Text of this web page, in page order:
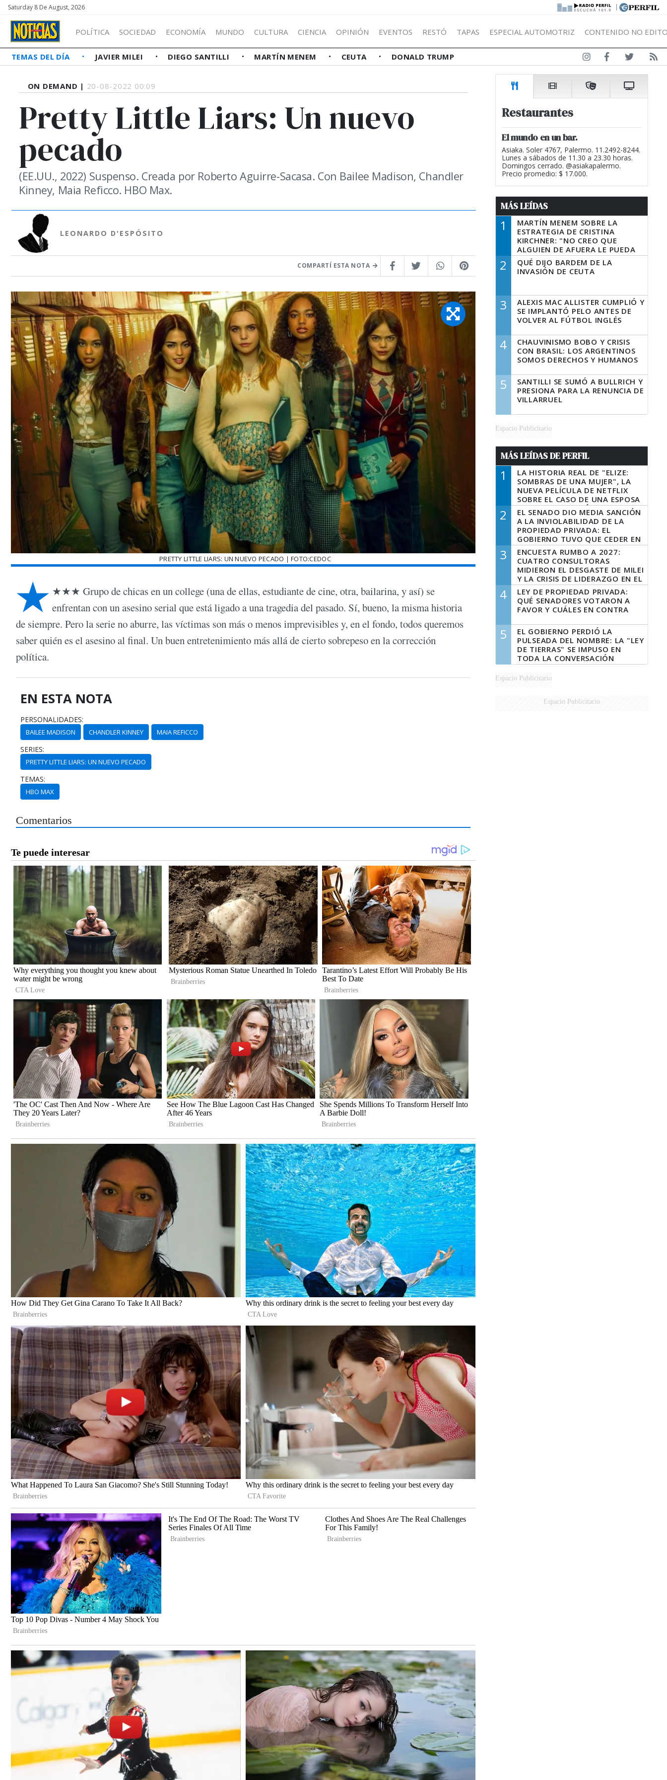
Saturday 8 De August, 2026 |
POLÍTICA SOCIEDAD ECONOMÍA MUNDO CULTURA CIENCIA OPINIÓN EVENTOS RESTÓ TAPAS ESPECIAL AUTOMOTRIZ CONTENIDO NO
TEMAS DEL DÍA JAVIER MILEI DIEGO SANTILLI MARTÍN MENEM CEUTA DONALD TRUMP
ON DEMAND | 20-08-2022 00:09
Pretty Little Liars: Un nuevo
pecado
(EE.UU., 2022) Suspenso. Creada por Roberto Aguirre-Sacasa. Con Bailee Madison, Chandler
Kinney, Maia Reficco. HBO Max.
LEONARDO D'ESPÓSITO
COMPARTÍ ESTA NOTA
PRETTY LITTLE LIARS: UN NUEVO PECADO | FOTO:CEDOC
★ ★★★ Grupo de chicas en un college (una de ellas, estudiante de cine, otra, bailarina, y así) se
enfrentan con un asesino serial que está ligado a una tragedia del pasado. Sí, bueno, la misma historia
de siempre. Pero la serie no aburre, las víctimas son más o menos imprevisibles y, en el fondo, todos queremos
saber quién es el asesino al final. Un buen entretenimiento más allá de cierto sobrepeso en la corrección
política.
EN ESTA NOTA
PERSONALIDADES:
BAILEE MADISON CHANDLER KINNEY MAIA REFICCO
SERIES:
PRETTY LITTLE LIARS: UN NUEVO PECADO
TEMAS:
HBO MAX
Comentarios
Restaurantes
El mundo en un bar.
Asiaka. Soler 4767, Palermo. 11.2492-8244.
Lunes a sábados de 11.30 a 23.30 horas.
Domingos cerrado. @asiakapalermo.
Precio promedio: $ 17.000.
MÁS LEÍDAS
1
MARTÍN MENEM SOBRE LA
ESTRATEGIA DE CRISTINA
KIRCHNER: "NO CREO QUE
ALGUIEN DE AFUERA LE PUEDA
DECIR A LA JUSTICIA LO QUE
TIENE QUE HACER"
2
QUÉ DIJO BARDEM DE LA
INVASIÓN DE CEUTA
3
ALEXIS MAC ALLISTER CUMPLIÓ Y
SE IMPLANTÓ PELO ANTES DE
VOLVER AL FÚTBOL INGLÉS
4
CHAUVINISMO BOBO Y CRISIS
CON BRASIL: LOS ARGENTINOS
SOMOS DERECHOS Y HUMANOS
5
SANTILLI SE SUMÓ A BULLRICH Y
PRESIONA PARA LA RENUNCIA DE
VILLARRUEL
Espacio Publicitario
MÁS LEÍDAS DE PERFIL
1
LA HISTORIA REAL DE "ELIZE:
SOMBRAS DE UNA MUJER", LA
NUEVA PELÍCULA DE NETFLIX
SOBRE EL CASO DE UNA ESPOSA
QUE DESCUARTIZÓ A SU
MARIDO
2
EL SENADO DIO MEDIA SANCIÓN
A LA INVIOLABILIDAD DE LA
PROPIEDAD PRIVADA: EL
GOBIERNO TUVO QUE CEDER EN
LA LEY DEL MANEJO DEL FUEGO
3
ENCUESTA RUMBO A 2027:
CUATRO CONSULTORAS
MIDIERON EL DESGASTE DE MILEI
Y LA CRISIS DE LIDERAZGO EN EL
PERONISMO
4
LEY DE PROPIEDAD PRIVADA:
QUÉ SENADORES VOTARON A
FAVOR Y CUÁLES EN CONTRA
5
EL GOBIERNO PERDIÓ LA
PULSEADA DEL NOMBRE: LA "LEY
DE TIERRAS" SE IMPUSO EN
TODA LA CONVERSACIÓN
DIGITAL
Espacio Publicitario
Espacio Publicitario